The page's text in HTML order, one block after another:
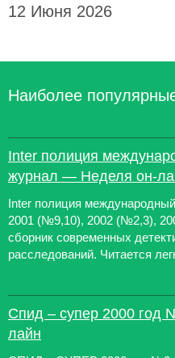
12 Июня 2026
Наиболее
Inter полиция
журнал — Неделя он-
Inter полиция
2001 (№9,10), 2002 (№2,3),
сборник современных
расследований. Читается
Спид – супер 2000 год
лайн